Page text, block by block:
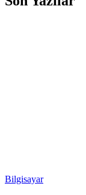
Bilgisayar